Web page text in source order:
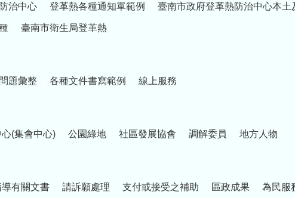
治中心 登革熱各種通知單範例 臺南市政府登革熱防治中心本土
臺南市衛生局登革熱
題彙整 各種文件書寫範例 線上服務
(集會中心) 公園綠地 社區發展協會 調解委員 地方人物
有關文書 請訴願處理 支付或接受之補助 區政成果 為民服